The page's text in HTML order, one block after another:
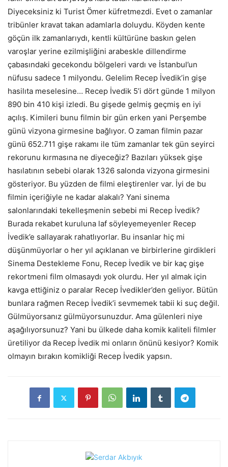
Diyeceksiniz ki Turist Ömer küfretmezdi. Evet o zamanlar
tribünler kravat takan adamlarla doluydu. Köyden kente
göçün ilk zamanlarıydı, kentli kültürüne baskın gelen
varoşlar yerine ezilmişliğini arabeskle dillendirme
çabasındaki gecekondu bölgeleri vardı ve İstanbul’un
nüfusu sadece 1 milyondu. Gelelim Recep İvedik’in gişe
hasilıta meselesine… Recep İvedik 5’i dört günde 1 milyon
890 bin 410 kişi izledi. Bu gişede gelmiş geçmiş en iyi
açılış. Kimileri bunu filmin bir gün erken yani Perşembe
günü vizyona girmesine bağlıyor. O zaman filmin pazar
günü 652.711 gişe rakamı ile tüm zamanlar tek gün seyirci
rekorunu kırmasına ne diyeceğiz? Bazıları yüksek gişe
hasılatının sebebi olarak 1326 salonda vizyona girmesini
gösteriyor. Bu yüzden de filmi eleştirenler var. İyi de bu
filmin içeriğiyle ne kadar alakalı? Yani sinema
salonlarındaki tekelleşmenin sebebi mi Recep İvedik?
Burada rekabet kuruluna laf söyleyemeyenler Recep
İvedik’e sallayarak rahatlıyorlar. Bu insanlar hiç mi
düşünmüyorlar o her yıl açıklanan ve birbirlerine girdikleri
Sinema Destekleme Fonu, Recep İvedik ve bir kaç gişe
rekortmeni film olmasaydı yok olurdu. Her yıl almak için
kavga ettiğiniz o paralar Recep İvedikler’den geliyor. Bütün
bunlara rağmen Recep İvedik’i sevmemek tabii ki suç değil.
Gülmüyorsanız gülmüyorsunuzdur. Ama gülenleri niye
aşağılıyorsunuz? Yani bu ülkede daha komik kaliteli filmler
üretiliyor da Recep İvedik mi onların önünü kesiyor? Komik
olmayın bırakın komikliği Recep İvedik yapsın.